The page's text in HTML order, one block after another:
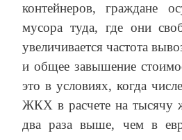
контейнеров, граждане
мусора туда, где они
увеличивается частота
и общее завышение
это в условиях, когда
ЖКХ в расчете на тысячу
два раза выше, чем в